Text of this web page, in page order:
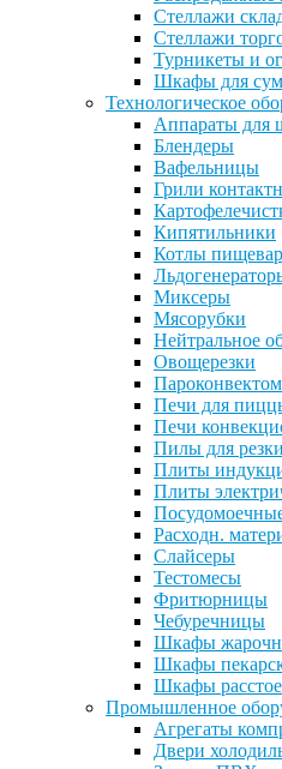
Стеллажи
Стеллажи
Турникеты и
Шкафы для
Технологическое
Аппараты для
Блендеры
Вафельницы
Грили
Кипятильники
Котлы
Миксеры
Мясорубки
Нейтральное
Овощерезки
Печи для
Печи
Пилы для
Плиты
Плиты
Расходн.
Слайсеры
Тестомесы
Фритюрницы
Чебуречницы
Шкафы
Шкафы
Шкафы
Промышленное
Агрегаты
Двери